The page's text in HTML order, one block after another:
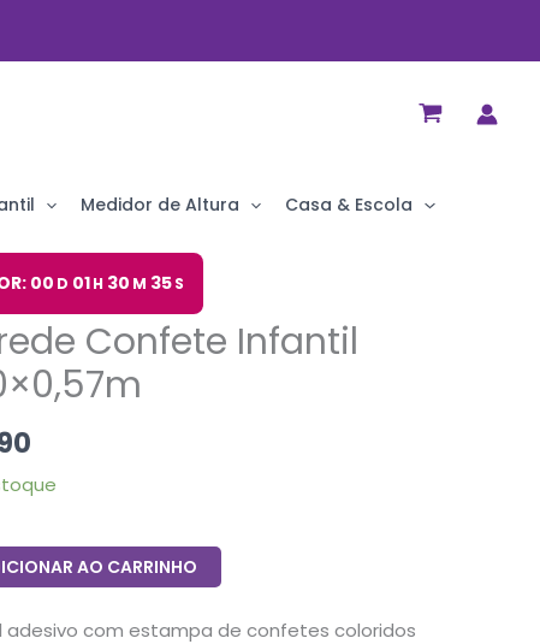
Medidor de Altura Casa & Escola
00 D 01H 30 M 35S
Confete Infantil
O
preço
atual
é:
R$ 75,90.
AO CARRINHO
adesivo com estampa de confetes coloridos